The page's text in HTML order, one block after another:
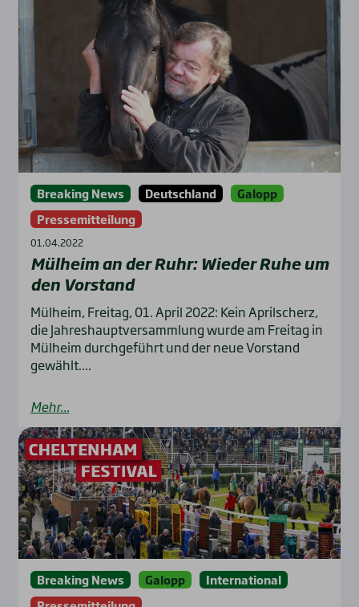
Breaking News Deutschland
Galopp
Pressemitteilung
01.04.2022
Mül­heim an der Ruhr: Wie­der Ruhe um
den Vor­stand
Mülheim, Freitag, 01. April 2022: Kein Aprilscherz,
die Jahreshauptversammlung wurde am Freitag in
Mülheim durchgeführt und der neue Vorstand
gewählt....
Mehr...
Breaking News Galopp
International